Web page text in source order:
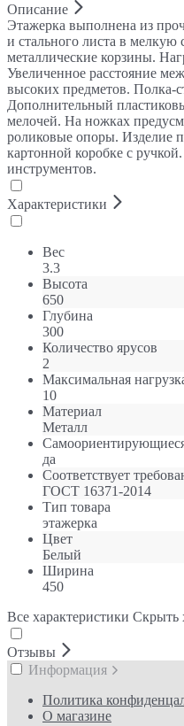
Описание
Этажерка выполнена из
и стального листа в
металлические корзины.
Увеличенное расстояние
высоких предметов. Полка-
Дополнительный
мелочей. На ножках
роликовые опоры. Изделие
картонной коробке с
инструментов.
Характеристики
Вес
3.3
Высота
650
Глубина
300
Количество ярусов
2
Максимальная
10
Материал
Металл
да
Соответствует
ГОСТ 16371-2014
Тип товара
этажерка
Цвет
Белый
Ширина
450
Все характеристики Скрыть
Отзывы
Информация
Политика
О магазине